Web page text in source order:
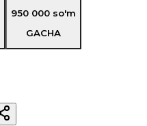
950 000 so'm
GACHA